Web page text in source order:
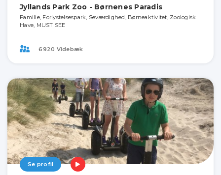
Jyllands Park Zoo - Børnenes Paradis
Familie, Forlystelsespark, Seværdighed, Børneaktivitet, Zoologisk
Have, MUST SEE
6920 Videbæk
Se profil